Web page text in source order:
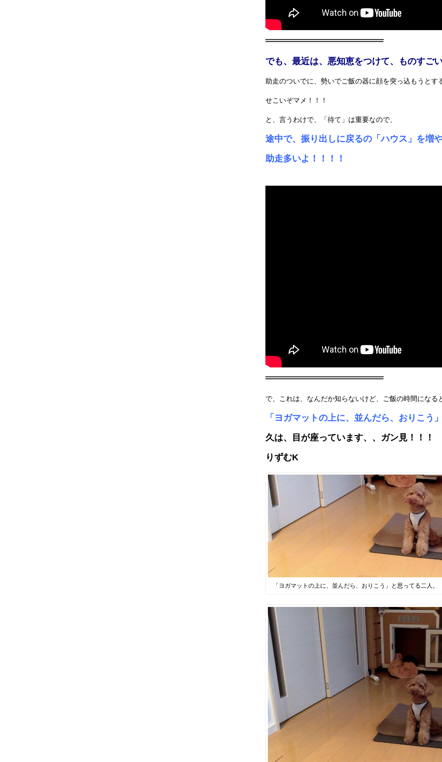
でも、最近は、悪知恵をつけて、ものすご
助走のついでに、勢いでご飯の器に顔を突っ込もうとす
せこいぞマメ！！！
と、言うわけで、「待て」は重要なので、
途中で、振り出しに戻るの「ハウス」を増
助走多いよ！！！！
で、これは、なんだか知らないけど、ご飯の時間になる
「ヨガマットの上に、並んだら、おりこう
久は、目が座っています、、ガン見！！！
りずむK
「ヨガマットの上に、並んだら、おりこう」と思ってる二人。